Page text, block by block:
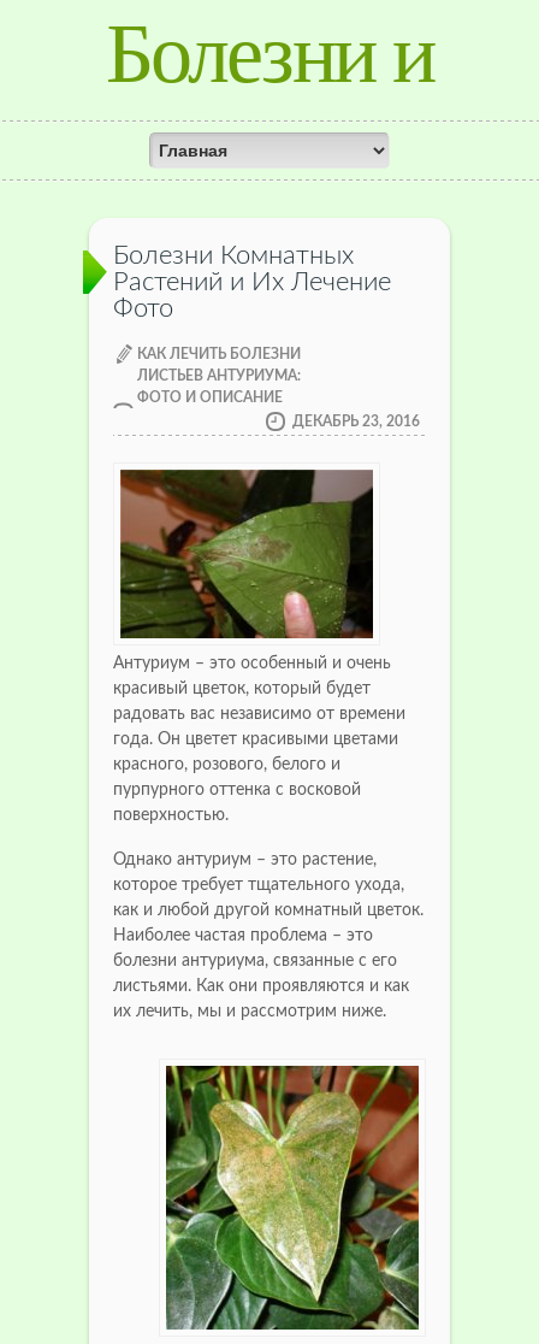
Болезни и
лечение
растений
Болезни Комнатных
Растений и Их Лечение
Фото
КАК ЛЕЧИТЬ БОЛЕЗНИ
ЛИСТЬЕВ АНТУРИУМА:
ФОТО И ОПИСАНИЕ
ДЕКАБРЬ 23, 2016
Антуриум – это особенный и очень
красивый цветок, который будет
радовать вас независимо от времени
года. Он цветет красивыми цветами
красного, розового, белого и
пурпурного оттенка с восковой
поверхностью.
Однако антуриум – это растение,
которое требует тщательного ухода,
как и любой другой комнатный цветок.
Наиболее частая проблема – это
болезни антуриума, связанные с его
листьями. Как они проявляются и как
их лечить, мы и рассмотрим ниже.